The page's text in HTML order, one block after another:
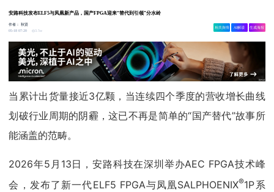
安路科技发布ELF5与凤凰新产品，国产FPGA迎来“替代到引领”分水岭
作者：秋贤
05-18 07:20
3.5w
相关舆情 AI解读 生成海报
当累计出货量接近3亿颗，当连续四个季度的营收增长曲线
划破行业周期的阴霾，这已不再是简单的“国产替代”故事所
能涵盖的范畴。
2026年5月13日，安路科技在深圳举办AEC FPGA技术峰
会，发布了新一代ELF5 FPGA与凤凰SALPHOENIX®1P系